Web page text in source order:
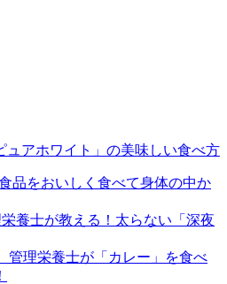
ュアホワイト」の美味しい食べ方
品をおいしく食べて身体の中か
養士が教える！太らない「深夜
管理栄養士が「カレー」を食べ